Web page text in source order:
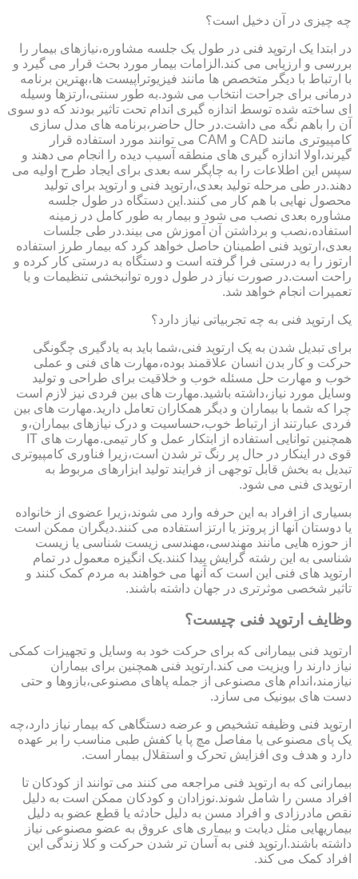
چه چیزی در آن دخیل است؟
در ابتدا یک ارتوپد فنی در طول یک جلسه مشاوره،نیازهای بیمار را
بررسی و ارزیابی می کند.الزامات بیمار مورد بحث قرار می گیرد و
با ارتباط با دیگر متخصص ها مانند فیزیوتراپیست ها،بهترین برنامه
درمانی برای جراحت انتخاب می شود.به طور سنتی،ارتزها وسیله
ای ساخته شده توسط اندازه گیری اندام تحت تاثیر بودند که دو سوی
آن را باهم نگه می داشت.در حال حاضر،برنامه های مدل سازی
کامپیوتری مانند CAD و CAM می توانند مورد استفاده قرار
گیرند،اولا اندازه گیری های منطقه آسیب دیده را انجام می دهند و
سپس این اطلاعات را به چاپگر سه بعدی برای ایجاد طرح اولیه می
دهند.در طی مرحله تولید بعدی،ارتوپد فنی و ارتوپد برای تولید
محصول نهایی با هم کار می کنند.این دستگاه در طول جلسه
مشاوره بعدی نصب می شود و بیمار به طور کامل در زمینه
استفاده،نصب و برداشتن آن آموزش می بیند.در طی جلسات
بعدی،ارتوپد فنی اطمینان حاصل خواهد کرد که بیمار طرز استفاده
ارتوز را به درستی فرا گرفته است و دستگاه به درستی کار کرده و
راحت است.در صورت نیاز در طول دوره توانبخشی تنظیمات و یا
تعمیرات انجام خواهد شد.
یک ارتوپد فنی به چه تجربیاتی نیاز دارد؟
برای تبدیل شدن به یک ارتوپد فنی،شما باید به یادگیری چگونگی
حرکت و کار بدن انسان علاقمند بوده،مهارت های فنی و عملی
خوب و مهارت حل مسئله خوب و خلاقیت برای طراحی و تولید
وسایل مورد نیاز،داشته باشید.مهارت های بین فردی نیز لازم است
چرا که شما با بیماران و دیگر همکاران تعامل دارید.مهارت های بین
فردی عبارتند از ارتباط خوب،حساسیت و درک نیازهای بیماران،و
همچنین توانایی استفاده از ابتکار عمل و کار تیمی.مهارت های IT
قوی در اینکار در حال پر رنگ تر شدن است،زیرا فناوری کامپیوتری
تبدیل به بخش قابل توجهی از فرایند تولید ابزارهای مربوط به
ارتوپدی فنی می شود.
بسیاری از افراد به این حرفه وارد می شوند،زیرا عضوی از خانواده
یا دوستان آنها از پروتز یا ارتز استفاده می کنند.دیگران ممکن است
از حوزه هایی مانند مهندسی،مهندسی زیست شناسی یا زیست
شناسی به این رشته گرایش پیدا کنند.یک انگیزه معمول در تمام
ارتوپد های فنی این است که آنها می خواهند به مردم کمک کنند و
تاثیر شخصی موثرتری در جهان داشته باشند.
وظایف ارتوپد فنی چیست؟
ارتوپد فنی بیمارانی که برای حرکت خود به وسایل و تجهیزات کمکی
نیاز دارند را ویزیت می کند.ارتوپد فنی همچنین برای بیماران
نیازمند،اندام های مصنوعی از جمله پاهای مصنوعی،بازوها و حتی
دست های بیونیک می سازد.
ارتوپد فنی وظیفه تشخیص و عرضه دستگاهی که بیمار نیاز دارد،چه
یک پای مصنوعی یا مفاصل مچ پا یا کفش طبی مناسب را بر عهده
دارد و هدف وی افزایش تحرک و استقلال بیمار است.
بیمارانی که به ارتوپد فنی مراجعه می کنند می توانند از کودکان تا
افراد مسن را شامل شوند.نوزادان و کودکان ممکن است به دلیل
نقص مادرزادی و افراد مسن به دلیل حادثه یا قطع عضو به دلیل
بیماریهایی مثل دیابت و بیماری های عروق به عضو مصنوعی نیاز
داشته باشند.ارتوپد فنی به آسان تر شدن حرکت و کلا زندگی این
افراد کمک می کند.